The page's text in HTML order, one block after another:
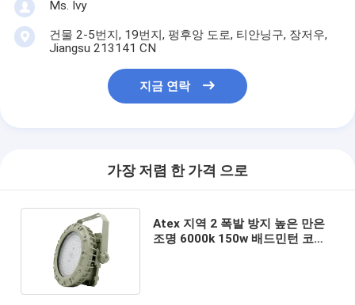
Ms. Ivy
건물 2-5번지, 19번지, 펑후앙 도로, 티안닝구, 장저우,
Jiangsu 213141 CN
지금 연락
가장 저렴 한 가격 으로
Atex 지역 2 폭발 방지 높은 만은
조명 6000k 150w 배드민턴 코트